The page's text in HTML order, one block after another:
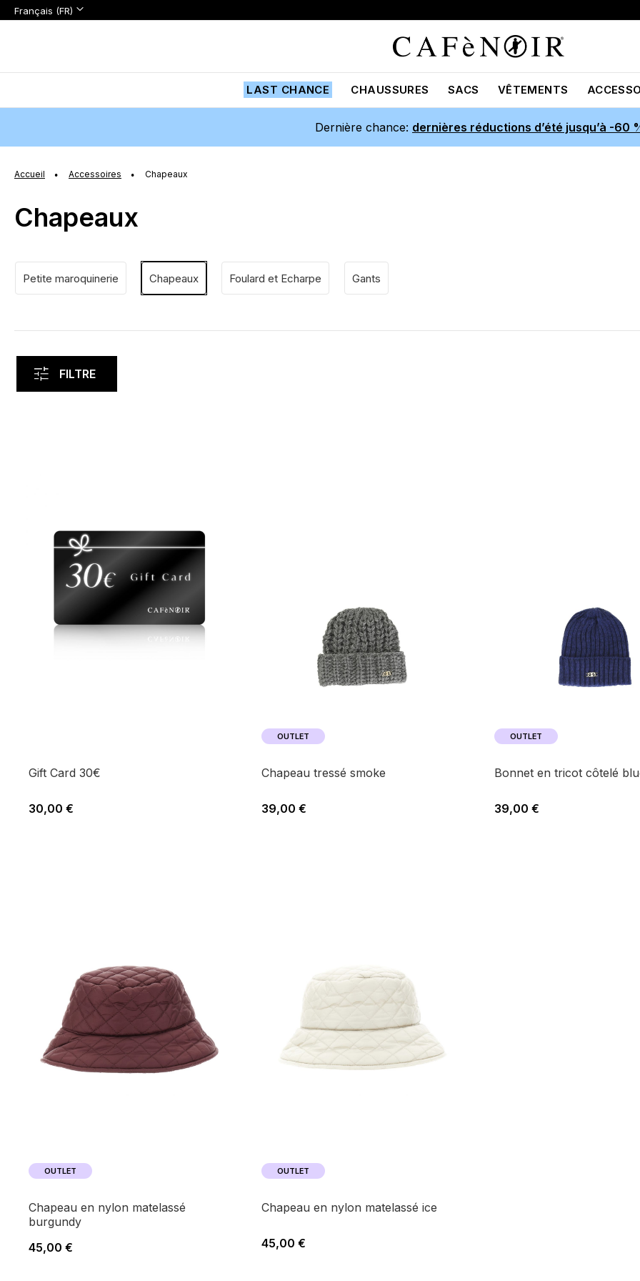
Langue
Langue:
Français (FR)
LAST CHANCE CHAUSSURES SACS VÊTEMENTS
Dernière chance: dernières réductions d’été jusqu’à -60
Accueil Accessoires Chapeaux
Chapeaux
Petite maroquinerie Chapeaux Foulard et Echarpe Gants
FILTRE
Gift Card 30€
30,00 €
OUTLET
chapeau tressé smoke
39,00 €
OUTLET
bonnet en tricot côtelé
39,00 €
OUTLET
chapeau en nylon matelassé
burgundy
45,00 €
OUTLET
chapeau en nylon matelassé ice
45,00 €